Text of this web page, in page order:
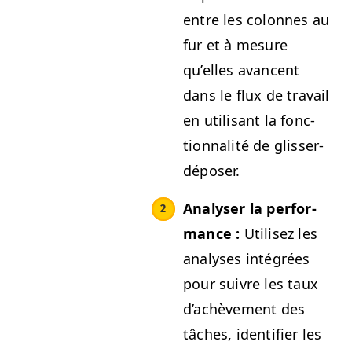
entre les colonnes au
fur et à mesure
qu’elles avan­cent
dans le flux de tra­vail
en util­isant la fonc­
tion­nal­ité de glisser-
déposer.
Analyser la per­for­
mance : Utilisez les
analy­ses inté­grées
pour suiv­re les taux
d’achève­ment des
tâch­es, iden­ti­fi­er les